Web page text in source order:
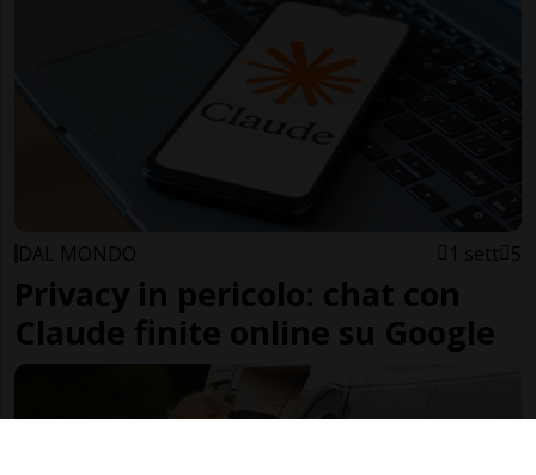
DAL MONDO 1 sett 5
Privacy in pericolo: chat con
Claude finite online su Google